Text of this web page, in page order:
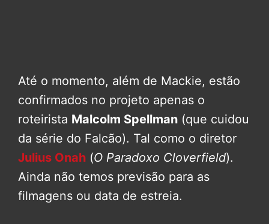
Até o momento, além de Mackie, estão
confirmados no projeto apenas o
roteirista Malcolm Spellman (que cuidou
da série do Falcão). Tal como o diretor
Julius Onah (O Paradoxo Cloverfield).
Ainda não temos previsão para as
filmagens ou data de estreia.